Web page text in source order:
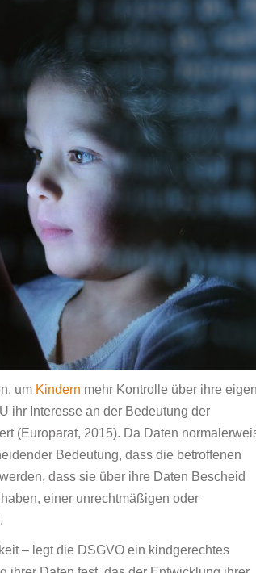
um Kindern mehr Kontrolle über ihre
ihr Interesse an der Bedeutung der
(Europarat, 2015). Da Daten
Bedeutung, dass die betroffenen
dass sie über ihre Daten Bescheid
einer unrechtmäßigen oder
– legt die DSGVO ein kindgerechtes